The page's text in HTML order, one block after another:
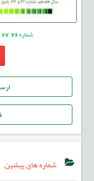
شماره66
,
67
شماره های پیشین